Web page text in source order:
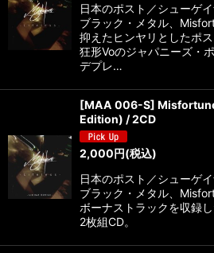
日本のポスト／シューゲ
ブラック・メタル、
抑えたヒンヤリとしたポ
狂形Voのジャパニーズ・
デプレ…
[MAA 006-S]
Edition) / 2CD
2,000円(税込)
日本のポスト／シューゲ
ブラック・メタル、
ボーナストラックを収録
2枚組CD。